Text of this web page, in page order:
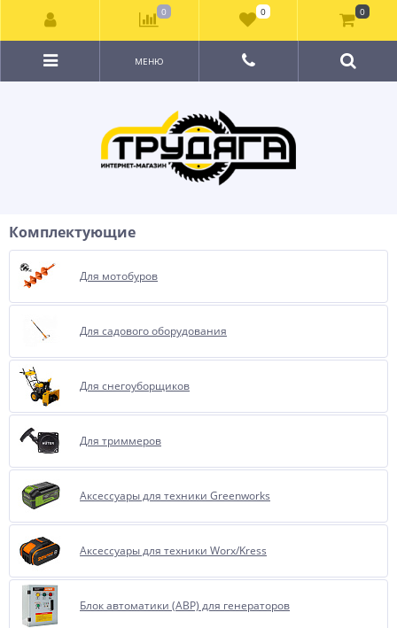
МЕНЮ
Комплектующие
Для мотобуров
Для садового оборудования
Для снегоуборщиков
Для триммеров
Аксессуары для техники Greenworks
Аксессуары для техники Worx/Kress
Блок автоматики (АВР) для генераторов
0 0 0